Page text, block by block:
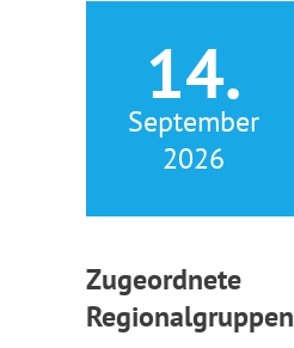
14.
September
2026
Zugeordnete
Regionalgruppen